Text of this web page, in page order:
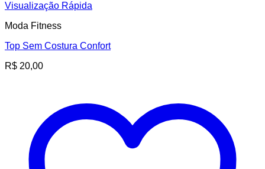
Visualização Rápida
Moda Fitness
Top Sem Costura Confort
R$ 20,00